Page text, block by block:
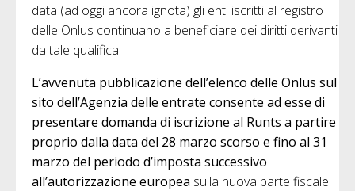
data (ad oggi ancora ignota) gli enti iscritti al registro
delle Onlus continuano a beneficiare dei diritti derivanti
da tale qualifica.
L’avvenuta pubblicazione dell’elenco delle Onlus sul
sito dell’Agenzia delle entrate consente ad esse di
presentare domanda di iscrizione al Runts a partire
proprio dalla data del 28 marzo scorso e fino al 31
marzo del periodo d’imposta successivo
all’autorizzazione europea sulla nuova parte fiscale: